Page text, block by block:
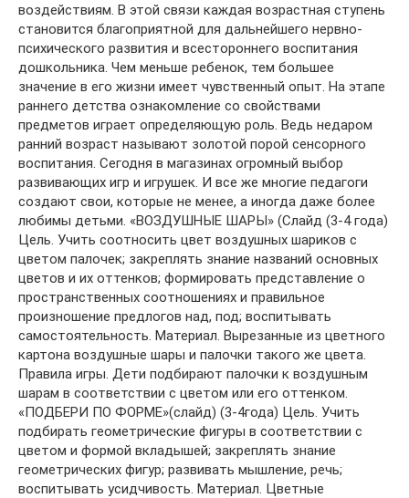
воздействиям. В этой связи каждая возрастная ступень
становится благоприятной для дальнейшего нервно-
психического развития и всестороннего воспитания
дошкольника. Чем меньше ребенок, тем большее
значение в его жизни имеет чувственный опыт. На этапе
раннего детства ознакомление со свойствами
предметов играет определяющую роль. Ведь недаром
ранний возраст называют золотой порой сенсорного
воспитания. Сегодня в магазинах огромный выбор
развивающих игр и игрушек. И все же многие педагоги
создают свои, которые не менее, а иногда даже более
любимы детьми. «ВОЗДУШНЫЕ ШАРЫ» (Слайд (3-4 года)
Цель. Учить соотносить цвет воздушных шариков с
цветом палочек; закреплять знание названий основных
цветов и их оттенков; формировать представление о
пространственных соотношениях и правильное
произношение предлогов над, под; воспитывать
самостоятельность. Материал. Вырезанные из цветного
картона воздушные шары и палочки такого же цвета.
Правила игры. Дети подбирают палочки к воздушным
шарам в соответствии с цветом или его оттенком.
«ПОДБЕРИ ПО ФОРМЕ»(слайд) (3-4года) Цель. Учить
подбирать геометрические фигуры в соответствии с
цветом и формой вкладышей; закреплять знание
геометрических фигур; развивать мышление, речь;
воспитывать усидчивость. Материал. Цветные